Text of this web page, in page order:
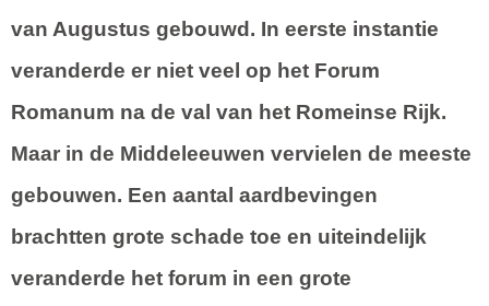
van Augustus gebouwd. In eerste instantie
veranderde er niet veel op het Forum
Romanum na de val van het Romeinse Rijk.
Maar in de Middeleeuwen vervielen de meeste
gebouwen. Een aantal aardbevingen
brachtten grote schade toe en uiteindelijk
veranderde het forum in een grote